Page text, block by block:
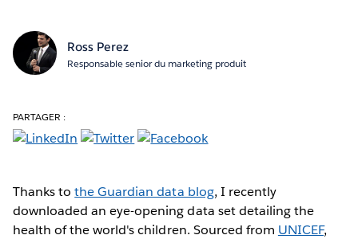
Ross Perez
Responsable senior du marketing produit
PARTAGER :
Thanks tothe Guardian data blog, I recently
downloaded an eye-opening data set detailing the
health of the world's children. Sourced from UNICEF,